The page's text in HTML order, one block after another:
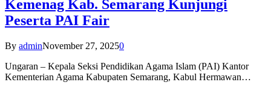
Kemenag Kab. Semarang Kunjungi
Peserta PAI Fair
By adminNovember 27, 20250
Ungaran – Kepala Seksi Pendidikan Agama Islam (PAI) Kantor
Kementerian Agama Kabupaten Semarang, Kabul Hermawan…